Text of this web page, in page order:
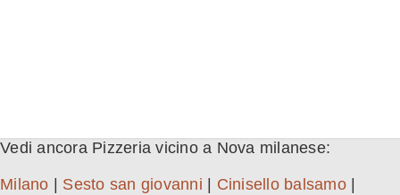
Vedi ancora Pizzeria vicino a Nova milanese:
Milano Sesto san giovanni Cinisello balsamo|